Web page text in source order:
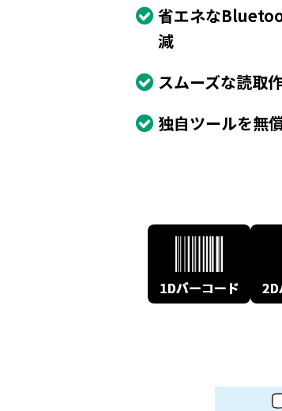
省エネな
減
スムーズな読取
独自ツールを無